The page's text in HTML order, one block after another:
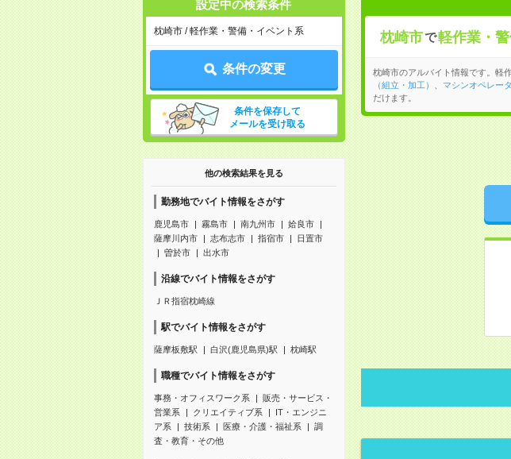
設定中の検索条件
枕崎市 / 軽作業・警備・イベント系
条件の変更
条件を保存して
メールを受け取る
他の検索結果を見る
勤務地でバイト情報をさがす
鹿児島市 霧島市 南九州市
姶良市
薩摩川内市
志布志市 指宿市
日置市
曽於市
出水市
沿線でバイト情報をさがす
ＪＲ指宿枕崎線
駅でバイト情報をさがす
薩摩板敷駅 白沢(鹿児島県)駅 枕崎駅
職種でバイト情報をさがす
事務・オフィスワーク系
販売・サービス・
営業系
クリエイティブ系
IT・エンジニ
ア系
技術系 医療・介護・福祉系
調
査・教育・その他
枕崎市で軽作業・
枕崎市のアルバイト情報です。軽
（組立・加工）
マシンオペレー
だけます。